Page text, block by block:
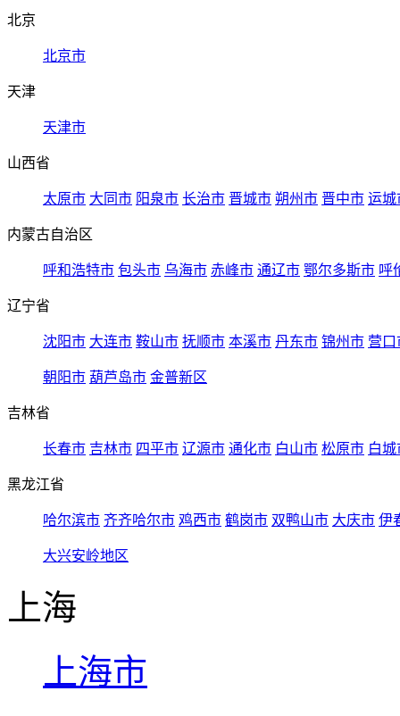
北京
北京市
天津
天津市
山西省
太原市 大同市 阳泉市 长治市 晋城市 朔州市 晋中市 运城
内蒙古自治区
呼和浩特市 包头市 乌海市 赤峰市 通辽市 鄂尔多斯市 呼
辽宁省
沈阳市 大连市 鞍山市 抚顺市 本溪市 丹东市 锦州市 营口
朝阳市 葫芦岛市 金普新区
吉林省
长春市 吉林市 四平市 辽源市 通化市 白山市 松原市 白城
黑龙江省
哈尔滨市 齐齐哈尔市 鸡西市 鹤岗市 双鸭山市 大庆市 伊
大兴安岭地区
上海
上海市